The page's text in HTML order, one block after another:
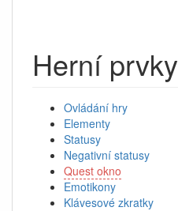
Herní prvky
Ovládání hry
Elementy
Statusy
Negativní statusy
Quest okno
Emotikony
Klávesové zkratky